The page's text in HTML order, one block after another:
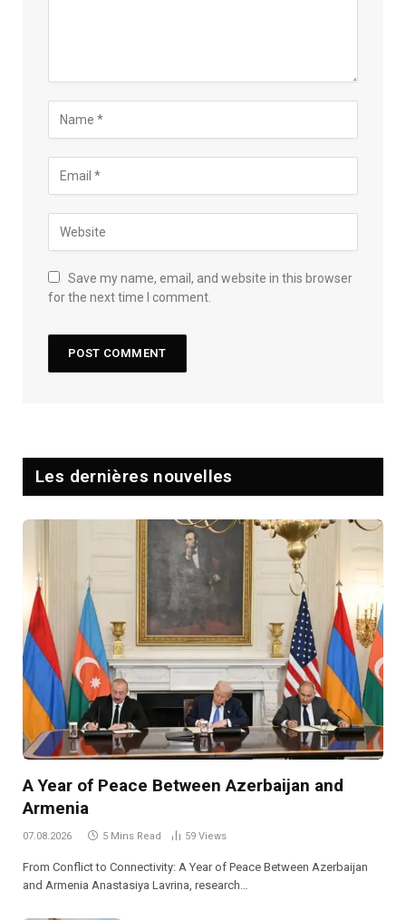
Save my name, email, and website in this browser
for the next time I comment.
Les dernières nouvelles
A Year of Peace Between Azerbaijan and
Armenia
07.08.2026 5 Mins Read 59 Views
From Conflict to Connectivity: A Year of Peace Between Azerbaijan
and Armenia Anastasiya Lavrina, research…